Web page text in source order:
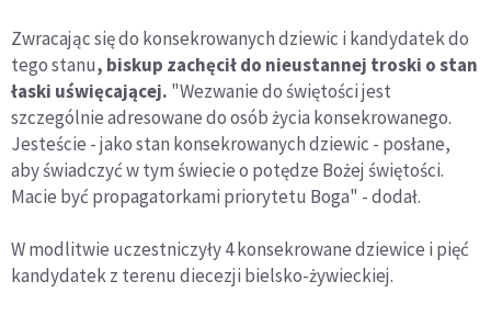
Zwracając się do konsekrowanych dziewic i kandydatek do
tego stanu, biskup zachęcił do nieustannej troski o stan
łaski uświęcającej. "Wezwanie do świętości jest
szczególnie adresowane do osób życia konsekrowanego.
Jesteście - jako stan konsekrowanych dziewic - posłane,
aby świadczyć w tym świecie o potędze Bożej świętości.
Macie być propagatorkami priorytetu Boga" - dodał.
W modlitwie uczestniczyły 4 konsekrowane dziewice i pięć
kandydatek z terenu diecezji bielsko-żywieckiej.